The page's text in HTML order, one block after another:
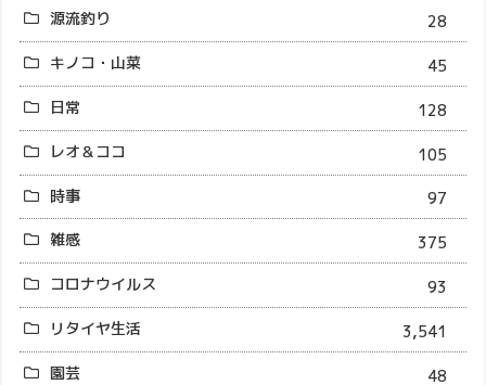
源流釣り
28
キノコ・山菜
45
日常
128
レオ＆ココ
105
時事
97
雑感
375
コロナウイルス
93
リタイヤ生活
3,541
園芸
48